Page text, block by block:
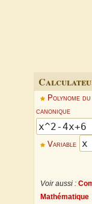
Polynome
canonique
Variable
Voir aussi :
Mathématique